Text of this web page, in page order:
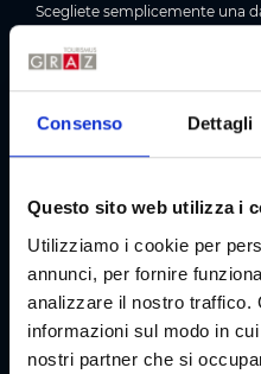
Consenso Dettagli
Questo sito web utilizza i
Utilizziamo i cookie per
annunci, per fornire
analizzare il nostro traffico.
informazioni sul modo in
nostri partner che si
Scegliete semplicemente una
partecipate. Se non trovate
inviare direttamente una
Durata:
Prezzi:Adulti: € 22,00 |
*Ridotto: giovani (15–18 anni),
servizio militare e civile fino ai
disabilità | 10% di sconto per
Stiria (codice sconto: 2mehr)